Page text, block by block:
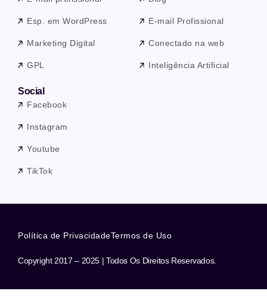
Esp. em WordPress
Marketing Digital
GPL
E-mail Profissional
Conectado na web
Inteligência Artificial
Social
Facebook
Instagram
Youtube
TikTok
Copyright 2017 – 2025 | Todos Os Direitos Reservados.
Política de PrivacidadeTermos de Uso